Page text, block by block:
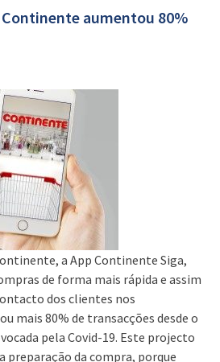
aumentou 80%
a App Continente Siga,
de forma mais rápida e assim
dos clientes nos
mais 80% de transacções desde o
pela Covid-19. Este projecto
preparação da compra, porque